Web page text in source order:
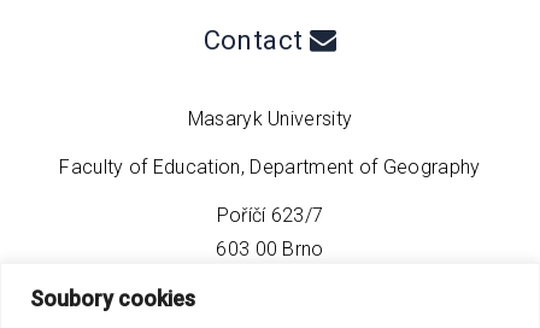
Soubory cookies
Contact
Masaryk University
Faculty of Education, Department of Geography
Poříčí 623/7
603 00 Brno
phone: